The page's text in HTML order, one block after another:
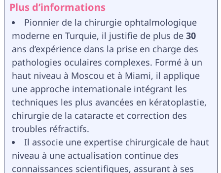
Plus d’informations
Pionnier de la chirurgie ophtalmologique
moderne en Turquie, il justifie de plus de 30
ans d’expérience dans la prise en charge des
pathologies oculaires complexes. Formé à un
haut niveau à Moscou et à Miami, il applique
une approche internationale intégrant les
techniques les plus avancées en kératoplastie,
chirurgie de la cataracte et correction des
troubles réfractifs.
Il associe une expertise chirurgicale de haut
niveau à une actualisation continue des
connaissances scientifiques, assurant à ses